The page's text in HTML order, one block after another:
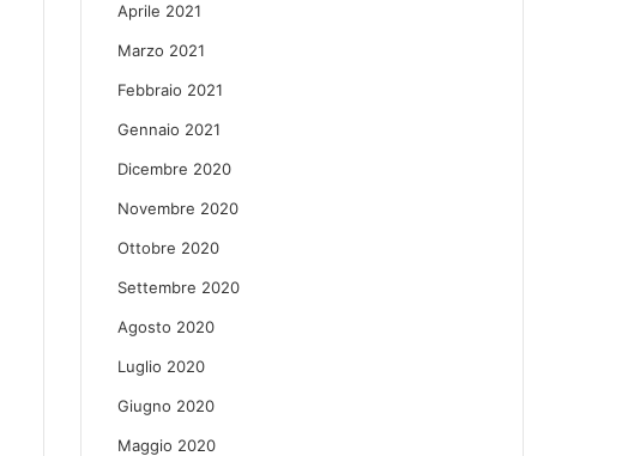
Aprile 2021
Marzo 2021
Febbraio 2021
Gennaio 2021
Dicembre 2020
Novembre 2020
Ottobre 2020
Settembre 2020
Agosto 2020
Luglio 2020
Giugno 2020
Maggio 2020